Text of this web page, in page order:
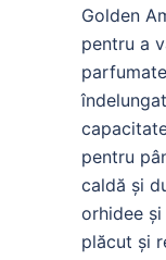
Golden
pentru a
pentru
caldă și
orhidee
plăcut și